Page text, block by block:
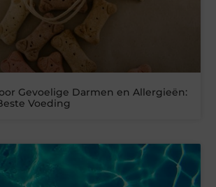
Gevoelige Darmen en Allergieën:
Voeding